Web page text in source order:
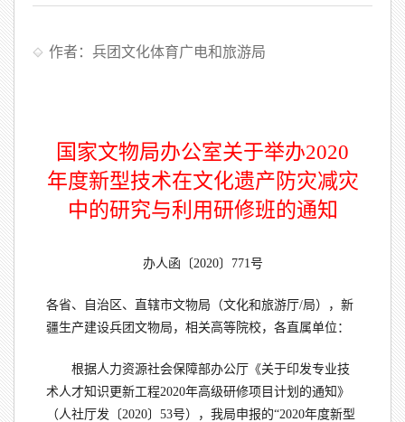
作者：兵团文化体育广电和旅游局
国家文物局办公室关于举办2020
年度新型技术在文化遗产防灾减灾
中的研究与利用研修班的通知
办人函〔2020〕771号
各省、自治区、直辖市文物局（文化和旅游厅/局），新
疆生产建设兵团文物局，相关高等院校，各直属单位：
根据人力资源社会保障部办公厅《关于印发专业技
术人才知识更新工程2020年高级研修项目计划的通知》
（人社厅发〔2020〕53号），我局申报的“2020年度新型